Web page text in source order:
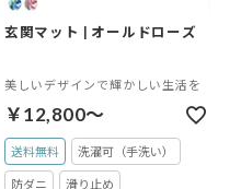
玄関マット | オールドローズ
美しいデザインで輝かしい生活を
￥12,800～
送料無料 洗濯可（手洗い）
防ダニ 滑り止め